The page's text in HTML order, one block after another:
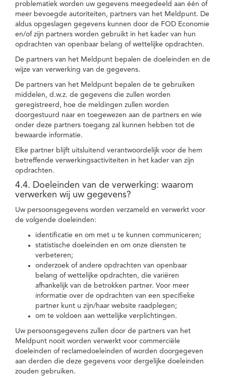
problematiek worden uw gegevens meegedeeld aan één of
meer bevoegde autoriteiten, partners van het Meldpunt. De
aldus opgeslagen gegevens kunnen door de FOD Economie
en/of zijn partners worden gebruikt in het kader van hun
opdrachten van openbaar belang of wettelijke opdrachten.
De partners van het Meldpunt bepalen de doeleinden en de
wijze van verwerking van de gegevens.
De partners van het Meldpunt bepalen de te gebruiken
middelen, d.w.z. de gegevens die zullen worden
geregistreerd, hoe de meldingen zullen worden
doorgestuurd naar en toegewezen aan de partners en wie
onder deze partners toegang zal kunnen hebben tot de
bewaarde informatie.
Elke partner blijft uitsluitend verantwoordelijk voor de hem
betreffende verwerkingsactiviteiten in het kader van zijn
opdrachten.
4.4. Doeleinden van de verwerking: waarom
verwerken wij uw gegevens?
Uw persoonsgegevens worden verzameld en verwerkt voor
de volgende doeleinden:
identificatie en om met u te kunnen communiceren;
statistische doeleinden en om onze diensten te
verbeteren;
onderzoek of andere opdrachten van openbaar
belang of wettelijke opdrachten, die variëren
afhankelijk van de betrokken partner. Voor meer
informatie over de opdrachten van een specifieke
partner kunt u zijn/haar website raadplegen;
om te voldoen aan wettelijke verplichtingen.
Uw persoonsgegevens zullen door de partners van het
Meldpunt nooit worden verwerkt voor commerciële
doeleinden of reclamedoeleinden of worden doorgegeven
aan derden die deze gegevens voor dergelijke doeleinden
zouden gebruiken.